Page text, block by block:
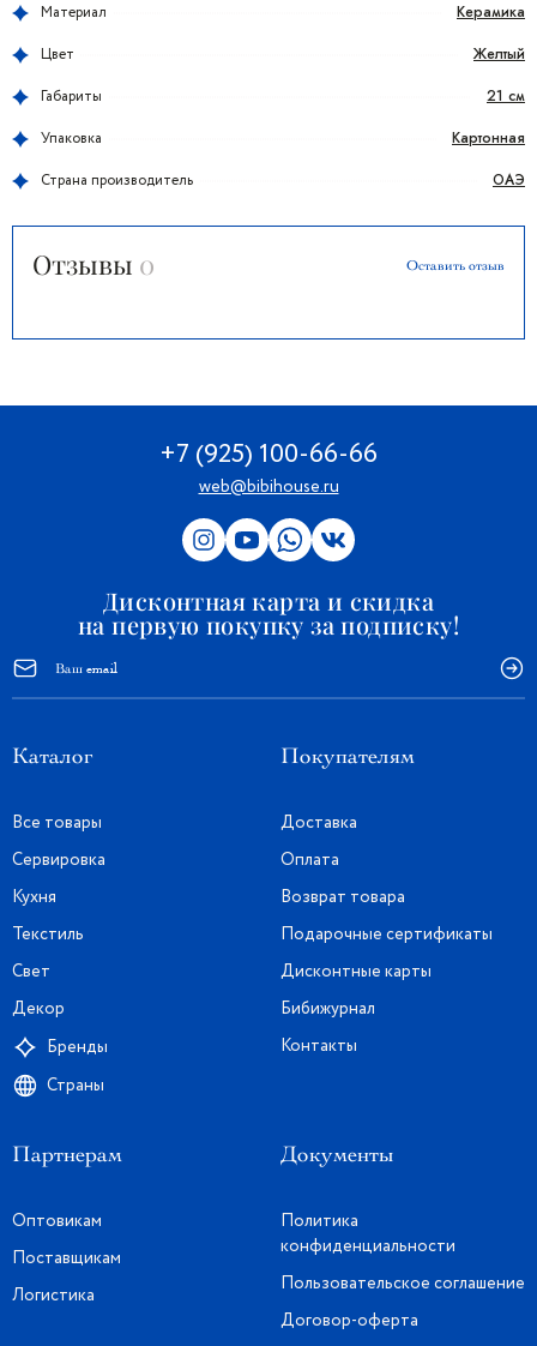
Материал Керамика
Цвет Желтый
Габариты 21 см
Упаковка Картонная
Страна производитель ОАЭ
Отзывы 0 Оставить отзыв
+7 (925) 100-66-66
web@bibihouse.ru
Дисконтная карта и скидка
на первую покупку за подписку!
Каталог
Все товары
Сервировка
Кухня
Текстиль
Свет
Декор
Бренды
Страны
Покупателям
Доставка
Оплата
Возврат товара
Подарочные сертификаты
Дисконтные карты
Бибижурнал
Контакты
Партнерам
Оптовикам
Поставщикам
Логистика
Документы
Политика
конфиденциальности
Пользовательское соглашение
Договор-оферта